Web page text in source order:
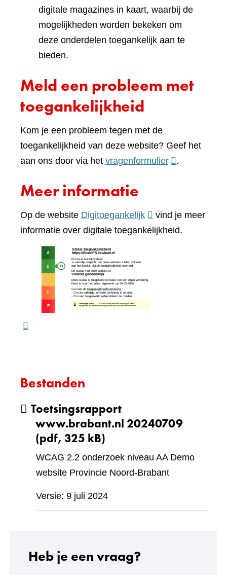
digitale magazines in kaart, waarbij de
mogelijkheden worden bekeken om
deze onderdelen toegankelijk aan te
bieden.
Meld een probleem met
toegankelijkheid
Kom je een probleem tegen met de
toegankelijkheid van deze website? Geef het
aan ons door via het vragenformulier(verwijst
website)
.
Meer informatie
Op de website Digitoegankelijk(verwijst
naar
vind je meer
informatie over digitale toegankelijkheid.
Bestanden
Toetsingsrapport
www.brabant.nl 20240709
(pdf, 325 kB)
WCAG 2.2 onderzoek niveau AA Demo
website Provincie Noord-Brabant
Versie: 9 juli 2024
Heb je een vraag?